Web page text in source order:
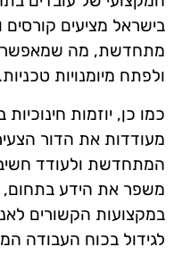
בישראל מציעים
מתחדשת, מה שמאפשר
ולפתח מיומנויות טכניות.
כמו כן, יוזמות חינוכיות
מעודדות את הדור
המתחדשת ולעודד
משפר את הידע בתחום,
במקצועות הקשורים
לגידול בכוח העבודה